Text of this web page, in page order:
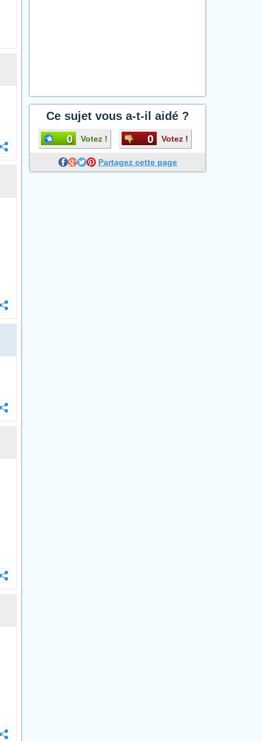
Ce sujet vous a-t-il aidé ?
0 Votez ! 0 Votez !
Partagez cette page